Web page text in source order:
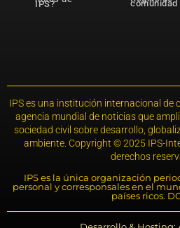
IPS? comunidad
IPS es una institución internacional de
agencia mundial de noticias que
sociedad civil sobre desarrollo,
ambiente. Copyright © 2025 IPS-
derechos
IPS es la única organización
personal y corresponsales en el
países ricos.